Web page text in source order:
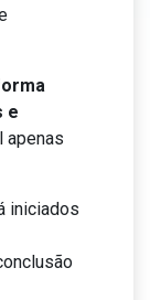
e
apenas
iniciados